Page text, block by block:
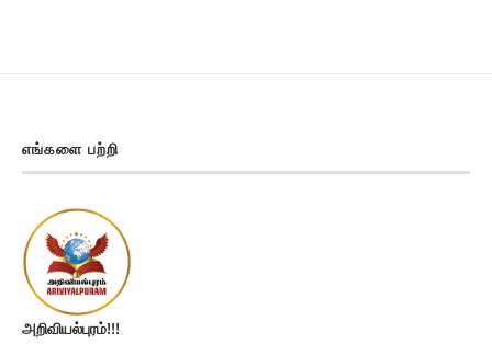
எங்களை பற்றி
அறிவியல்புரம்!!!